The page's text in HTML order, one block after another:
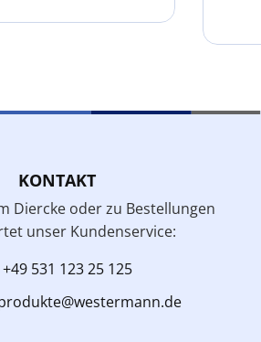
KONTAKT
Diercke oder zu Bestellungen
unser Kundenservice:
+49 531 123 25 125